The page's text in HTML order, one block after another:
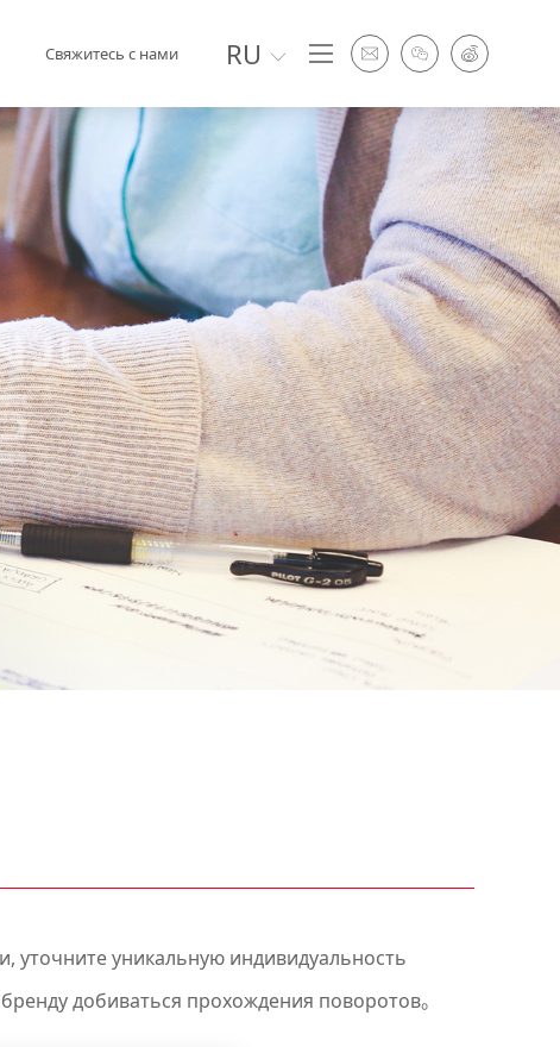
Свяжитесь с нами RU
уточните уникальную индивидуальность
добиваться прохождения поворотов。